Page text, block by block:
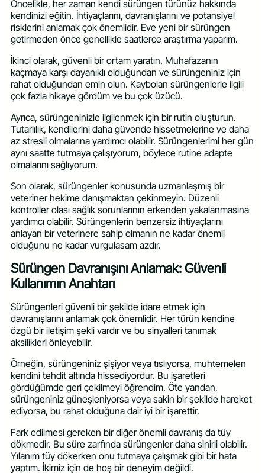
Öncelikle, her zaman kendi sürüngen türünüz hakkında
kendinizi eğitin. İhtiyaçlarını, davranışlarını ve potansiyel
risklerini anlamak çok önemlidir. Eve yeni bir sürüngen
getirmeden önce genellikle saatlerce araştırma yaparım.
İkinci olarak, güvenli bir ortam yaratın. Muhafazanın
kaçmaya karşı dayanıklı olduğundan ve sürüngeniniz için
rahat olduğundan emin olun. Kaybolan sürüngenlerle ilgili
çok fazla hikaye gördüm ve bu çok üzücü.
Ayrıca, sürüngeninizle ilgilenmek için bir rutin oluşturun.
Tutarlılık, kendilerini daha güvende hissetmelerine ve daha
az stresli olmalarına yardımcı olabilir. Sürüngenlerimi her gün
aynı saatte tutmaya çalışıyorum, böylece rutine adapte
olmalarını sağlıyorum.
Son olarak, sürüngenler konusunda uzmanlaşmış bir
veteriner hekime danışmaktan çekinmeyin. Düzenli
kontroller olası sağlık sorunlarının erkenden yakalanmasına
yardımcı olabilir. Sürüngenlerin benzersiz ihtiyaçlarını
anlayan bir veterinere sahip olmanın ne kadar önemli
olduğunu ne kadar vurgulasam azdır.
Sürüngen Davranışını Anlamak: Güvenli
Kullanımın Anahtarı
Sürüngenleri güvenli bir şekilde idare etmek için
davranışlarını anlamak çok önemlidir. Her türün kendine
özgü bir iletişim şekli vardır ve bu sinyalleri tanımak
aksilikleri önleyebilir.
Örneğin, sürüngeniniz şişiyor veya tıslıyorsa, muhtemelen
kendini tehdit altında hissediyordur. Bu işaretleri
gördüğümde geri çekilmeyi öğrendim. Öte yandan,
sürüngeniniz güneşleniyorsa veya sakin bir şekilde hareket
ediyorsa, bu rahat olduğuna dair iyi bir işarettir.
Fark edilmesi gereken bir diğer önemli davranış da tüy
dökmedir. Bu süre zarfında sürüngenler daha sinirli olabilir.
Yılanım tüy dökerken onu tutmaya çalışmak gibi bir hata
yaptım. İkimiz için de hoş bir deneyim değildi.